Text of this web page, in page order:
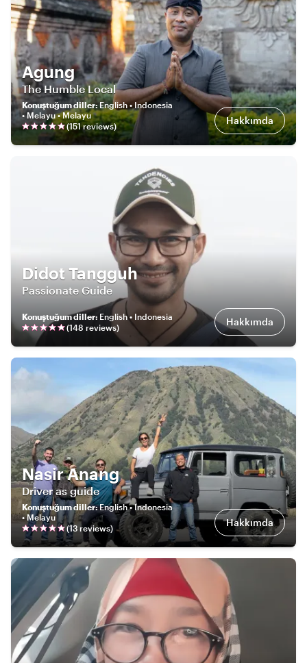
Agung
The Humble Local
Konuştuğum diller:English • Indonesia
• Melayu • Melayu
(151reviews) Hakkımda
Didot Tangguh
Passionate Guide
Konuştuğum diller: English • Indonesia
(148 reviews) Hakkımda
Nasir Anang
Driver as guide
Konuştuğum diller:English • Indonesia
• Melayu
(13 reviews) Hakkımda